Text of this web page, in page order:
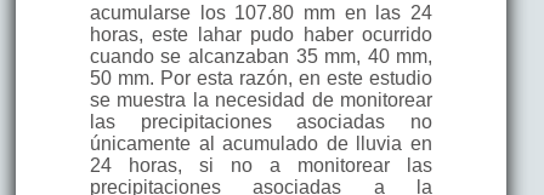
acumularse los 107.80 mm en las 24
horas, este lahar pudo haber ocurrido
cuando se alcanzaban 35 mm, 40 mm,
50 mm. Por esta razón, en este estudio
se muestra la necesidad de monitorear
las precipitaciones asociadas no
únicamente al acumulado de lluvia en
24 horas, si no a monitorear las
precipitaciones asociadas a la